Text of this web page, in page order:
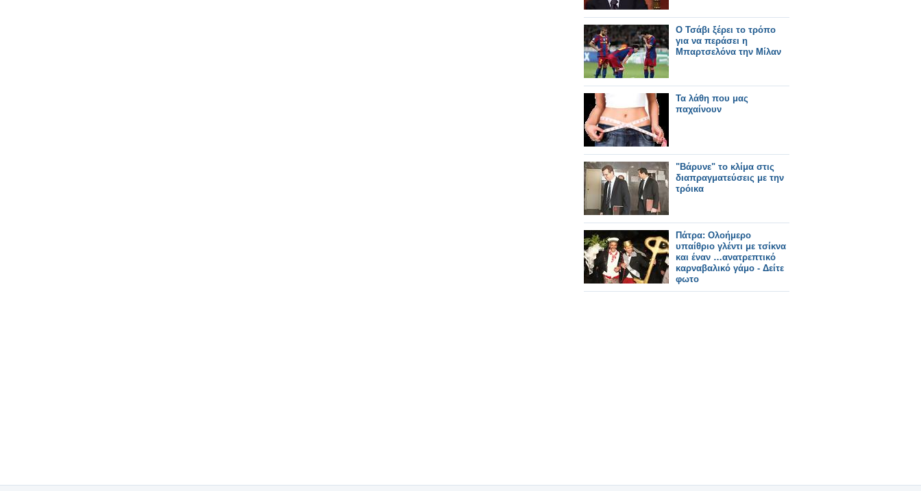
Ο Τσάβι ξέρει το τρόπο
για να περάσει η
Μπαρτσελόνα την Μίλαν
Τα λάθη που μας
παχαίνουν
"Βάρυνε" το κλίμα στις
διαπραγματεύσεις με την
τρόικα
Πάτρα: Oλοήμερο
υπαίθριο γλέντι με τσίκνα
και έναν …ανατρεπτικό
καρναβαλικό γάμο - Δείτε
φωτο